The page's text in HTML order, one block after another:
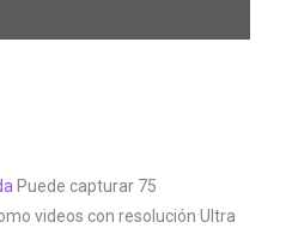
Puede capturar 75
videos con resolución Ultra